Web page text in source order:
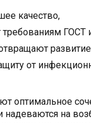
качество,
требованиям
от
оптимальное
надеваются на